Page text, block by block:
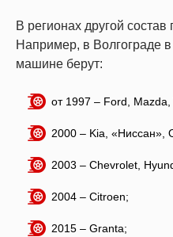
В регионах другой
Например, в Волгограде
машине берут:
от 1997 – Ford,
2000 – Kia, «Ниссан»,
2003 – Chevrolet,
2004 – Citroen;
2015 – Granta;